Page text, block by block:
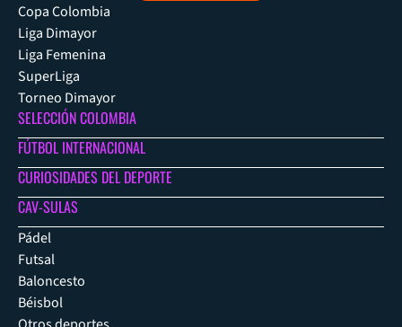
Copa Colombia
Liga Dimayor
Liga Femenina
SuperLiga
Torneo Dimayor
SELECCIÓN COLOMBIA
FÚTBOL INTERNACIONAL
CURIOSIDADES DEL DEPORTE
CAV-SULAS
Pádel
Futsal
Baloncesto
Béisbol